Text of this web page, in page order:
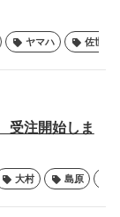
ヤマハ 佐世保
受注開始しま
大村 島原